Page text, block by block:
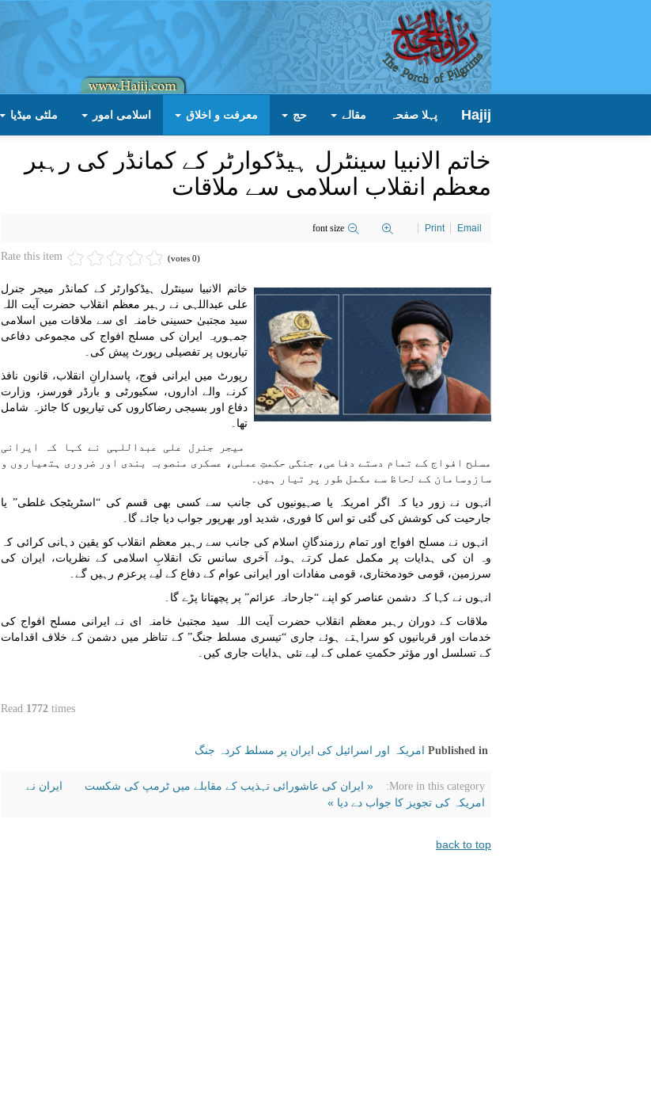
Hajij پہلا صفحہ مقالے حج معرفت و اخلاق اسلامی امور ملٹی میڈیا
خاتم الانبیا سینٹرل ہیڈکوارٹر کے کمانڈر کی رہبر
معظم انقلاب اسلامی سے ملاقات
font size Print Email
Rate this item (0 votes)
خاتم الانبیا سینٹرل ہیڈکوارٹر کے کمانڈر میجر جنرل
علی عبداللہی نے رہبر معظم انقلاب حضرت آیت اللہ
سید مجتبیٰ حسینی خامنہ ای سے ملاقات میں اسلامی
جمہوریہ ایران کی مسلح افواج کی مجموعی دفاعی
تیاریوں پر تفصیلی رپورٹ پیش کی۔
رپورٹ میں ایرانی فوج، پاسدارانِ انقلاب، قانون نافذ
کرنے والے اداروں، سکیورٹی و بارڈر فورسز، وزارت
دفاع اور بسیجی رضاکاروں کی تیاریوں کا جائزہ شامل
تھا۔
میجر جنرل علی عبداللہی نے کہا کہ ایرانی
مسلح افواج کے تمام دستے دفاعی، جنگی حکمتِ عملی، عسکری منصوبہ بندی اور ضروری ہتھیاروں و
سازوسامان کے لحاظ سے مکمل طور پر تیار ہیں۔
انہوں نے زور دیا کہ اگر امریکہ یا صہیونیوں کی جانب سے کسی بھی قسم کی “اسٹریٹجک غلطی” یا
جارحیت کی کوشش کی گئی تو اس کا فوری، شدید اور بھرپور جواب دیا جائے گا۔
انہوں نے مسلح افواج اور تمام رزمندگانِ اسلام کی جانب سے رہبر معظم انقلاب کو یقین دہانی کرائی کہ
وہ ان کی ہدایات پر مکمل عمل کرتے ہوئے آخری سانس تک انقلابِ اسلامی کے نظریات، ایران کی
سرزمین، قومی خودمختاری، قومی مفادات اور ایرانی عوام کے دفاع کے لیے پرعزم رہیں گے۔
انہوں نے کہا کہ دشمن عناصر کو اپنے “جارحانہ عزائم” پر پچھتانا پڑے گا۔
ملاقات کے دوران رہبر معظم انقلاب حضرت آیت اللہ سید مجتبیٰ خامنہ ای نے ایرانی مسلح افواج کی
خدمات اور قربانیوں کو سراہتے ہوئے جاری “تیسری مسلط جنگ” کے تناظر میں دشمن کے خلاف اقدامات
کے تسلسل اور مؤثر حکمتِ عملی کے لیے نئی ہدایات جاری کیں۔
Read 1772 times
Published in امریکہ اور اسرائیل کی ایران پر مسلط کردہ جنگ
More in this category: « ایران کی عاشورائی تہذیب کے مقابلے میں ٹرمپ کی شکست
ایران نے
امریکہ کی تجویز کا جواب دے دیا »
back to top